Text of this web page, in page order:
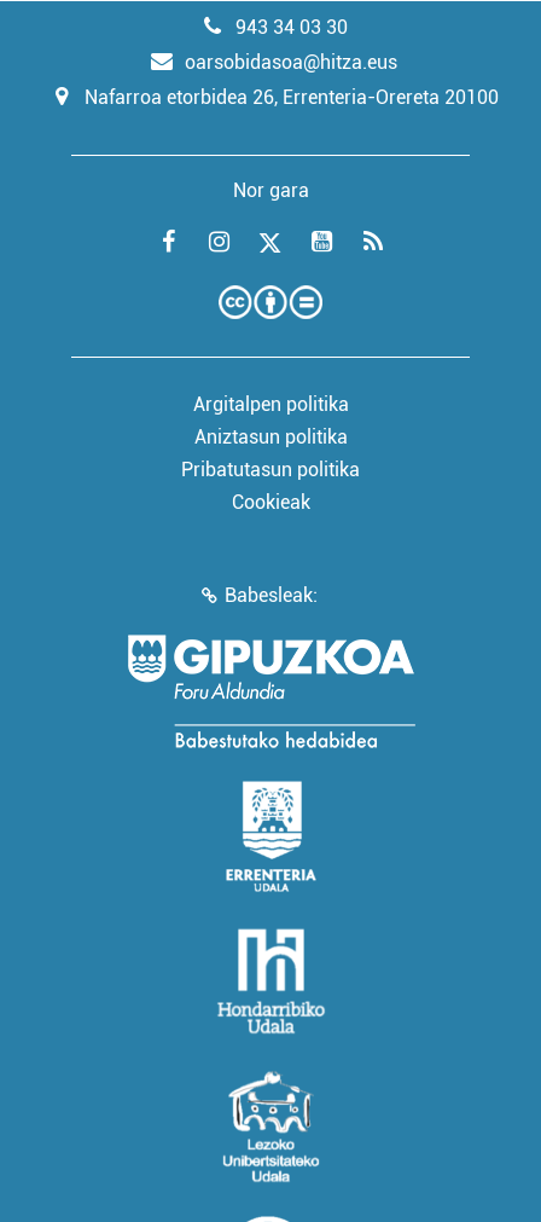
943 34 03 30
oarsobidasoa@hitza.eus
Nafarroa etorbidea 26, Errenteria-Orereta 20100
Nor gara
Argitalpen politika
Aniztasun politika
Pribatutasun politika
Cookieak
Babesleak: